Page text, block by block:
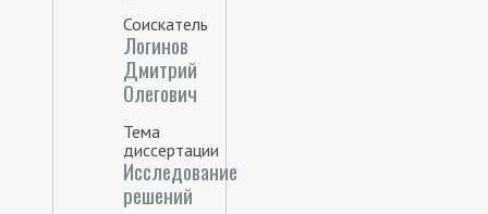
Соискатель
Логинов
Дмитрий
Олегович
Тема
диссертации
Исследование
решений